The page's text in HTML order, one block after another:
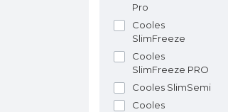
Pro
Cooles
SlimFreeze
Cooles
SlimFreeze PRO
Cooles SlimSemi
Cooles